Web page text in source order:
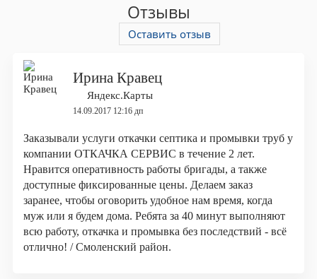
Отзывы
Оставить отзыв
Ирина Кравец
Яндекс.Карты
14.09.2017 12:16 дп
Заказывали услуги откачки септика и промывки труб у
компании ОТКАЧКА СЕРВИС в течение 2 лет.
Нравится оперативность работы бригады, а также
доступные фиксированные цены. Делаем заказ
заранее, чтобы оговорить удобное нам время, когда
муж или я будем дома. Ребята за 40 минут выполняют
всю работу, откачка и промывка без последствий - всё
отлично! / Смоленский район.